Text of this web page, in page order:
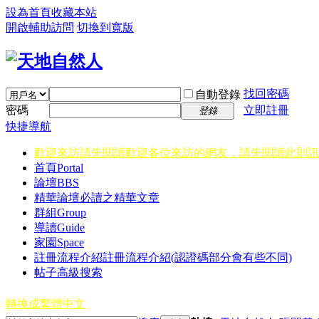
設為首頁收藏本站
開啟輔助訪問 切換到寬版
自動登錄 找回密碼
密碼
登錄
立即註冊
快捷導航
歡迎來訪請先閱讀歡迎各位來訪的網友，請先閱讀此則
首頁Portal
論壇BBS
精華論壇必讀之精華文章
群組Group
導讀Guide
家園 Space
註冊流程介紹註冊流程介紹(認證碼部分會有些不同)
帖子高級搜索
轉換成繁體中文